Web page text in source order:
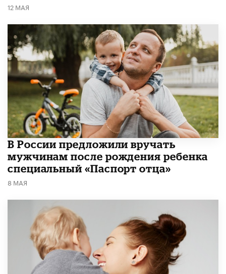
12 МАЯ
В России предложили вручать
мужчинам после рождения ребенка
специальный «Паспорт отца»
8 МАЯ